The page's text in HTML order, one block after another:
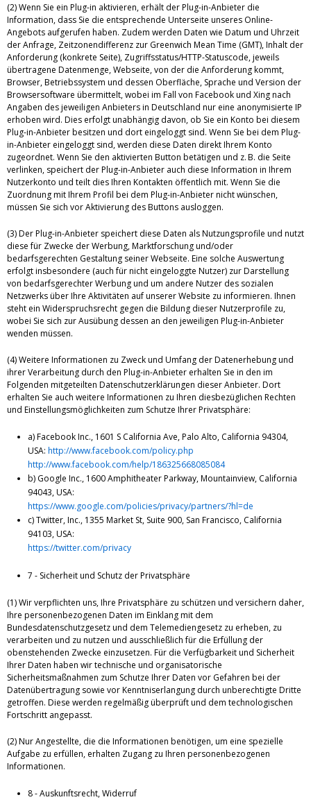
(2) Wenn Sie ein Plug-in aktivieren, erhält der Plug-in-Anbieter die
Information, dass Sie die entsprechende Unterseite unseres Online-
Angebots aufgerufen haben. Zudem werden Daten wie Datum und Uhrzeit
der Anfrage, Zeitzonendifferenz zur Greenwich Mean Time (GMT), Inhalt der
Anforderung (konkrete Seite), Zugriffsstatus/HTTP-Statuscode, jeweils
übertragene Datenmenge, Webseite, von der die Anforderung kommt,
Browser, Betriebssystem und dessen Oberfläche, Sprache und Version der
Browsersoftware übermittelt, wobei im Fall von Facebook und Xing nach
Angaben des jeweiligen Anbieters in Deutschland nur eine anonymisierte IP
erhoben wird. Dies erfolgt unabhängig davon, ob Sie ein Konto bei diesem
Plug-in-Anbieter besitzen und dort eingeloggt sind. Wenn Sie bei dem Plug-
in-Anbieter eingeloggt sind, werden diese Daten direkt Ihrem Konto
zugeordnet. Wenn Sie den aktivierten Button betätigen und z. B. die Seite
verlinken, speichert der Plug-in-Anbieter auch diese Information in Ihrem
Nutzerkonto und teilt dies Ihren Kontakten öffentlich mit. Wenn Sie die
Zuordnung mit Ihrem Profil bei dem Plug-in-Anbieter nicht wünschen,
müssen Sie sich vor Aktivierung des Buttons ausloggen.
(3) Der Plug-in-Anbieter speichert diese Daten als Nutzungsprofile und nutzt
diese für Zwecke der Werbung, Marktforschung und/oder
bedarfsgerechten Gestaltung seiner Webseite. Eine solche Auswertung
erfolgt insbesondere (auch für nicht eingeloggte Nutzer) zur Darstellung
von bedarfsgerechter Werbung und um andere Nutzer des sozialen
Netzwerks über Ihre Aktivitäten auf unserer Website zu informieren. Ihnen
steht ein Widerspruchsrecht gegen die Bildung dieser Nutzerprofile zu,
wobei Sie sich zur Ausübung dessen an den jeweiligen Plug-in-Anbieter
wenden müssen.
(4) Weitere Informationen zu Zweck und Umfang der Datenerhebung und
ihrer Verarbeitung durch den Plug-in-Anbieter erhalten Sie in den im
Folgenden mitgeteilten Datenschutzerklärungen dieser Anbieter. Dort
erhalten Sie auch weitere Informationen zu Ihren diesbezüglichen Rechten
und Einstellungsmöglichkeiten zum Schutze Ihrer Privatsphäre:
a) Facebook Inc., 1601 S California Ave, Palo Alto, California 94304,
USA: http://www.facebook.com/policy.php
http://www.facebook.com/help/186325668085084
b) Google Inc., 1600 Amphitheater Parkway, Mountainview, California
94043, USA:
https://www.google.com/policies/privacy/partners/?hl=de
c) Twitter, Inc., 1355 Market St, Suite 900, San Francisco, California
94103, USA:
https://twitter.com/privacy
7 - Sicherheit und Schutz der Privatsphäre
(1) Wir verpflichten uns, Ihre Privatsphäre zu schützen und versichern daher,
Ihre personenbezogenen Daten im Einklang mit dem
Bundesdatenschutzgesetz und dem Telemediengesetz zu erheben, zu
verarbeiten und zu nutzen und ausschließlich für die Erfüllung der
obenstehenden Zwecke einzusetzen. Für die Verfügbarkeit und Sicherheit
Ihrer Daten haben wir technische und organisatorische
Sicherheitsmaßnahmen zum Schutze Ihrer Daten vor Gefahren bei der
Datenübertragung sowie vor Kenntniserlangung durch unberechtigte Dritte
getroffen. Diese werden regelmäßig überprüft und dem technologischen
Fortschritt angepasst.
(2) Nur Angestellte, die die Informationen benötigen, um eine spezielle
Aufgabe zu erfüllen, erhalten Zugang zu Ihren personenbezogenen
Informationen.
8 - Auskunftsrecht, Widerruf